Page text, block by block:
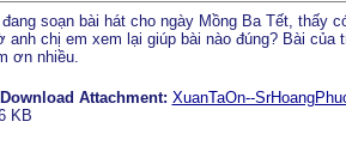
soạn bài hát cho ngày Mồng Ba Tết, thấy
anh chị em xem lại giúp bài nào đúng? Bài
ơn nhiều.
Download Attachment: XuanTaOn--
KB